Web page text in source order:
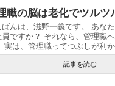
職の脳は老化でツルツ
ばんは、滋野一義です。 あな
員ですか？ それなら、管理職
実は、管理職ってつぶしが利
記事を読む